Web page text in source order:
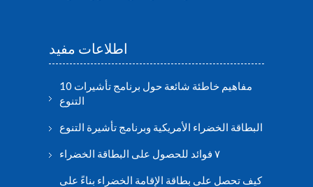
اطلاعات مفید
10 مفاهيم خاطئة شائعة حول برنامج تأشيرات
التنوع
البطاقة الخضراء الأمريكية وبرنامج تأشيرة التنوع
٧ فوائد للحصول على البطاقة الخضراء
كيف تحصل على بطاقة الإقامة الخضراء بناءً على